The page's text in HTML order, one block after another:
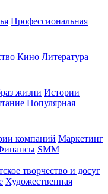
Профессиональная
Кино Литература
жизни Истории
Популярная
компаний Маркетинг
SMM
творчество и досуг
Художественная